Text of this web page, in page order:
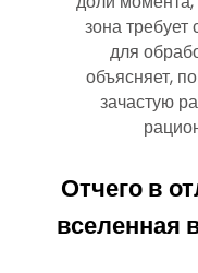
зона
для
объясняет,
зачастую
Отчего в
вселенная